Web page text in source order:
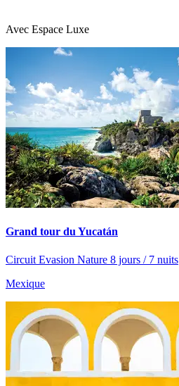
Avec Espace Luxe
Grand tour du Yucatán
Circuit Evasion Nature 8 jours / 7 nuits
Mexique